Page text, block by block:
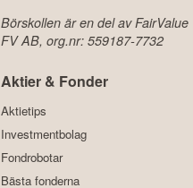
Börskollen är en del av FairValue
FV AB, org.nr: 559187-7732
Aktier & Fonder
Aktietips
Investmentbolag
Fondrobotar
Bästa fonderna